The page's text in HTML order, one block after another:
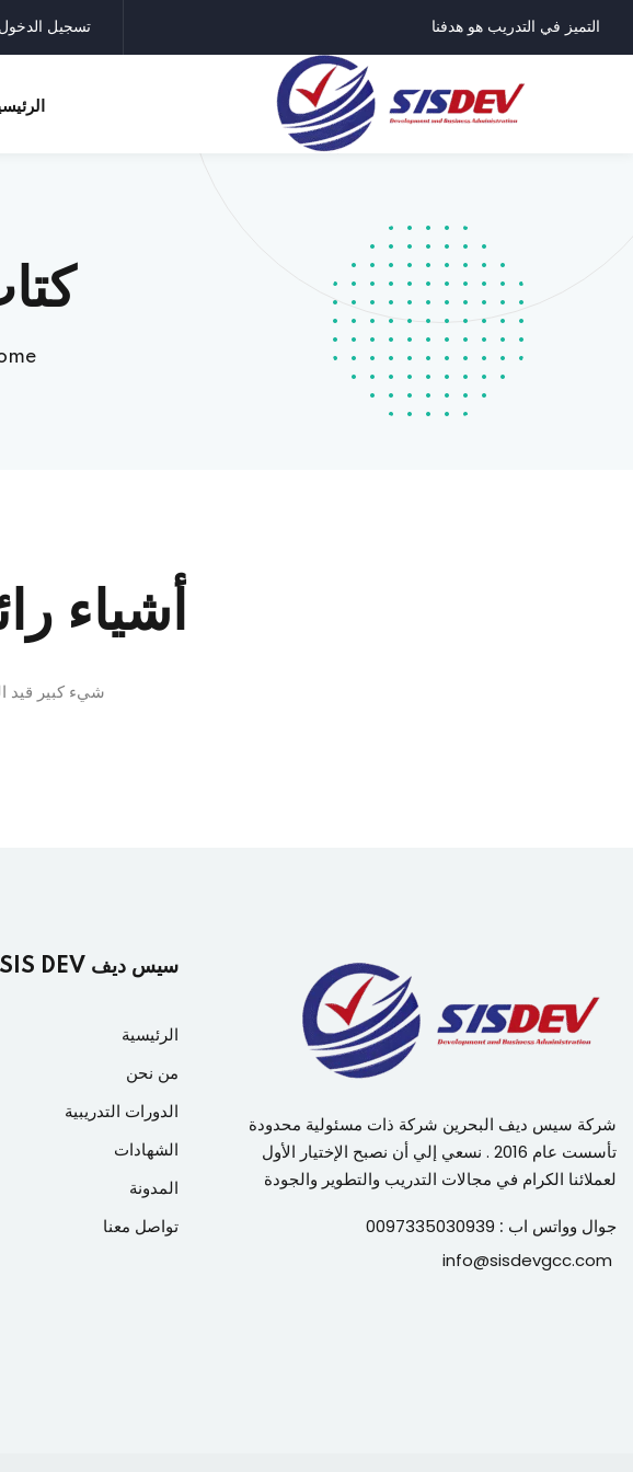
التميز في التدريب هو هدفنا تسجيل
أشياء
شيء كبير قيد
شركة سيس ديف البحرين شركة ذات مسئولية محدودة
تأسست عام 2016 . نسعي إلي أن نصبح الإختيار الأول
لعملائنا الكرام في مجالات التدريب والتطوير والجودة
جوال وواتس اب :
info@sisdevgcc.com
سيس ديف SIS DEV
الرئيسية
من نحن
الدورات التدريبية
الشهادات
المدونة
تواصل معنا